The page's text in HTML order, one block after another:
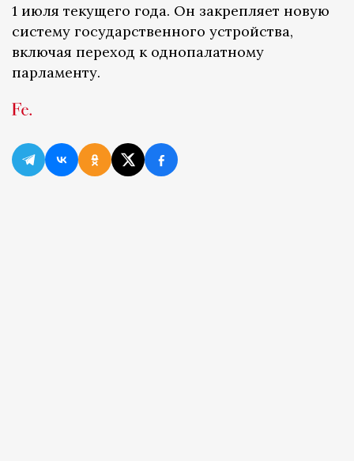
1 июля текущего года. Он закрепляет новую
систему государственного устройства,
включая переход к однопалатному
парламенту.